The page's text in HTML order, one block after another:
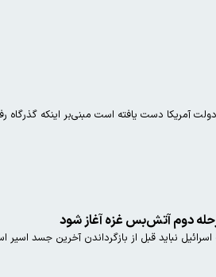
آمریکا دست یافته است مبنی‌بر اینکه
دوم آتش‌بس غزه آغاز شود
اسرائیل نباید قبل از بازگرداندن آخرین جسد